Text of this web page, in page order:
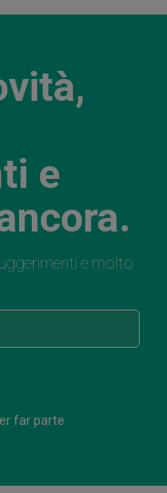
e
e molto
far parte